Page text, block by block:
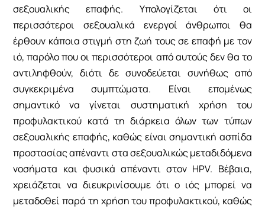
σεξουαλικής επαφής. Υπολογίζεται ότι οι
περισσότεροι σεξουαλικά ενεργοί άνθρωποι θα
έρθουν κάποια στιγμή στη ζωή τους σε επαφή με τον
ιό, παρόλο που οι περισσότεροι από αυτούς δεν θα το
αντιληφθούν, διότι δε συνοδεύεται συνήθως από
συγκεκριμένα συμπτώματα. Είναι επομένως
σημαντικό να γίνεται συστηματική χρήση του
προφυλακτικού κατά τη διάρκεια όλων των τύπων
σεξουαλικής επαφής, καθώς είναι σημαντική ασπίδα
προστασίας απέναντι στα σεξουαλικώς μεταδιδόμενα
νοσήματα και φυσικά απέναντι στον HPV. Βέβαια,
χρειάζεται να διευκρινίσουμε ότι ο ιός μπορεί να
μεταδοθεί παρά τη χρήση του προφυλακτικού, καθώς